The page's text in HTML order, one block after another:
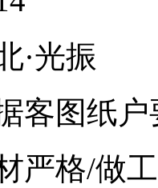
·光振
客图纸
严格/做